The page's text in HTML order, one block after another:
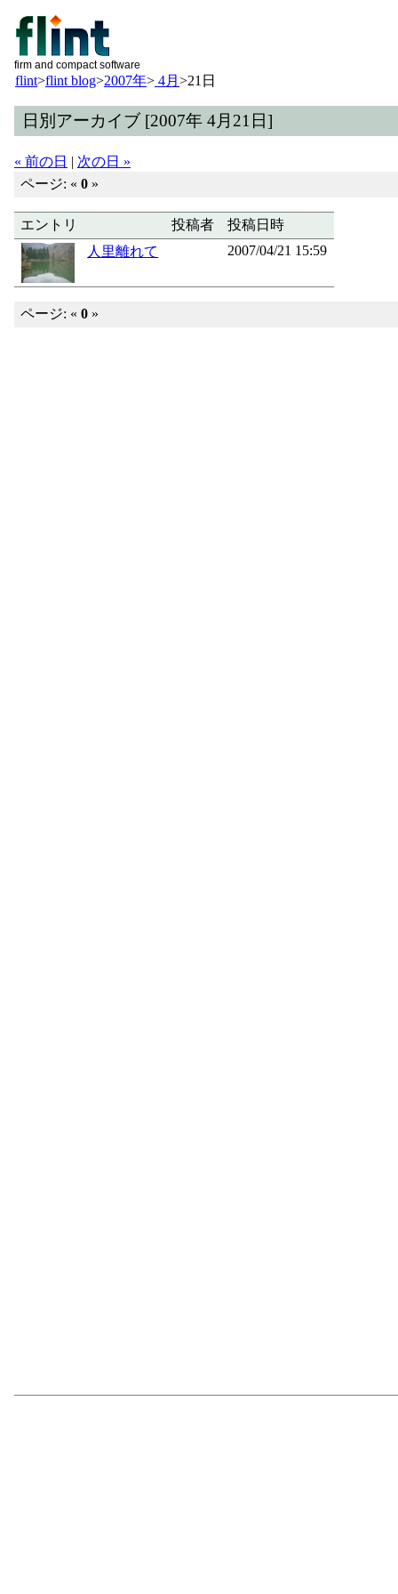
firm and compact software
flint>flint blog>2007年> 4月 >21日
日別アーカイブ [2007年 4月21日]
« 前の日 | 次の日 »
ページ: «0 »
エントリ 投稿者
投稿日時
人里離れて
2007/04/21 15:59
ページ: «0 »